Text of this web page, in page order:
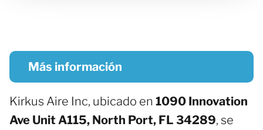
Más información
Kirkus Aire Inc, ubicado en 1090 Innovation
Ave Unit A115, North Port, FL 34289, se